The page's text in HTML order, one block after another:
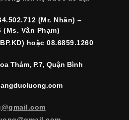
dI
n
u
b
e
u
b
e
h
(Mr. Nhân) –
(Ms. Vân Phạm)
hoặc 08.6859.1260
Thám, P.7, Quận Bình